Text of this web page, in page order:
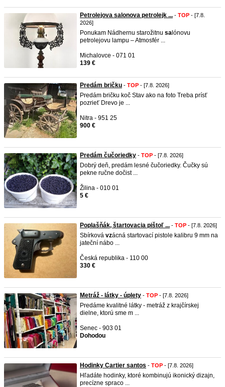
Petrolejova salonova petrolejk ... - TOP - [7.8.
2026]
Ponukam Nádhernu starožitnu sa lónovu
petrolejovu lampu – Atmosfér ...
Michalovce - 071 01
139 €
Predám bričku - TOP - [7.8. 2026]
Predám bričku koč Stav ako na foto Treba prísť
pozrieť Drevo je ...
Nitra - 951 25
900 €
Predám čučoriedky - TOP - [7.8. 2026]
Dobrý deň, predám lesné čučoriedky. Čučky sú
pekne ručne dočist ...
Žilina - 010 01
5 €
Poplašňák, štartovacia pištoľ ... - TOP - [7.8. 2026]
Sbírková vzácná startovací pistole kalibru 9 mm na
jateční nábo ...
Česká republika - 110 00
330 €
Metráž - látky - úplety - TOP - [7.8. 2026]
Predáme kvalitné látky - metráž z krajčírskej
dielne, ktorú sme m ...
Senec - 903 01
Dohodou
Hodinky Cartier santos - TOP - [7.8. 2026]
Hľadáte hodinky, ktoré kombinujú ikonický dizajn,
precízne spraco ...